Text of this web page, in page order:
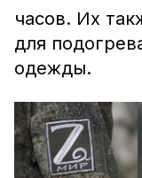
часов. Их
для
одежды.